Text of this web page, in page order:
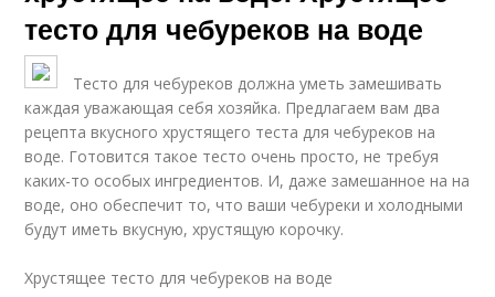
тесто для чебуреков на воде
Тесто для чебуреков должна уметь замешивать
каждая уважающая себя хозяйка. Предлагаем вам два
рецепта вкусного хрустящего теста для чебуреков на
воде. Готовится такое тесто очень просто, не требуя
каких-то особых ингредиентов. И, даже замешанное на на
воде, оно обеспечит то, что ваши чебуреки и холодными
будут иметь вкусную, хрустящую корочку.
Хрустящее тесто для чебуреков на воде